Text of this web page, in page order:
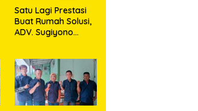
Satu Lagi Prestasi
Buat Rumah Solusi,
ADV. Sugiyono